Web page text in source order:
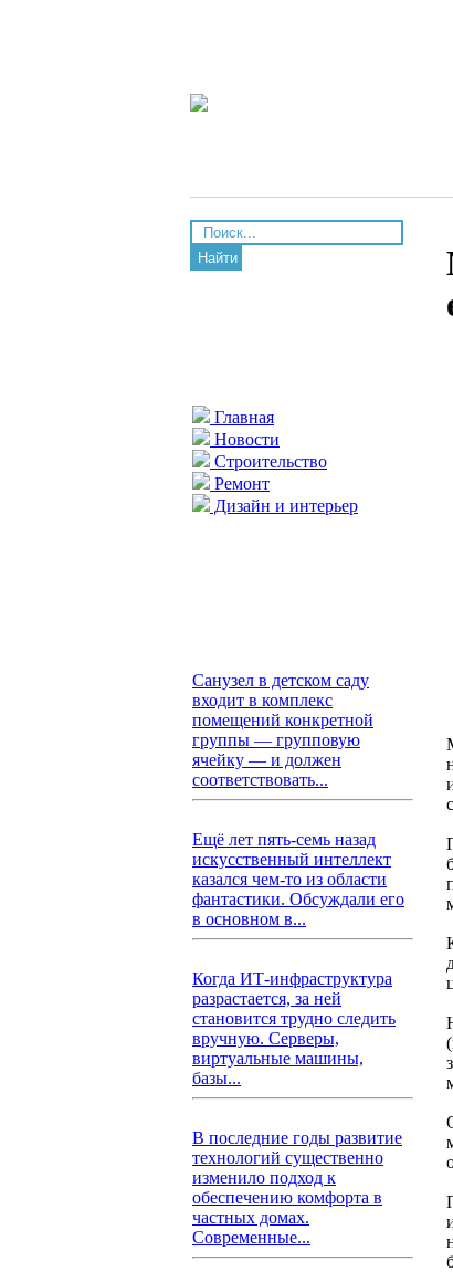
Найти
Главная
Новости
Строительство
Ремонт
Дизайн и интерьер
Санузел в детском саду
входит в комплекс
помещений конкретной
группы — групповую
ячейку — и должен
соответствовать...
Ещё лет пять-семь назад
искусственный интеллект
казался чем-то из области
фантастики. Обсуждали его
в основном в...
Когда ИТ-инфраструктура
разрастается, за ней
становится трудно следить
вручную. Серверы,
виртуальные машины,
базы...
В последние годы развитие
технологий существенно
изменило подход к
обеспечению комфорта в
частных домах.
Современные...